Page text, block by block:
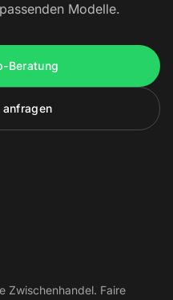
Modelle.
Beratung
Zwischenhandel. Faire